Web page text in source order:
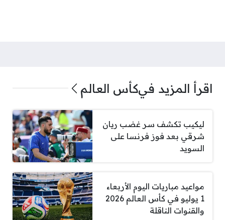
اقرأ المزيد فيكأس العالم
ليكيب تكشف سر غضب ريان
شرقي بعد فوز فرنسا على
السويد
مواعيد مباريات اليوم الأربعاء
1 يوليو في كأس العالم 2026
والقنوات الناقلة